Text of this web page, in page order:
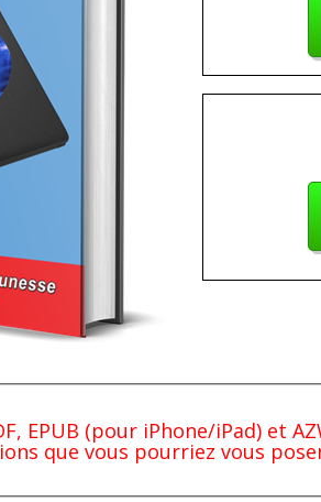
EPUB (pour iPhone/iPad) et
que vous pourriez vous